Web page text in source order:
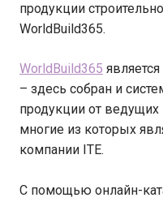
продукции
WorldBuild365.
WorldBuild365
– здесь собран и
продукции от
многие из которых
компании ITE.
C помощью онлайн-